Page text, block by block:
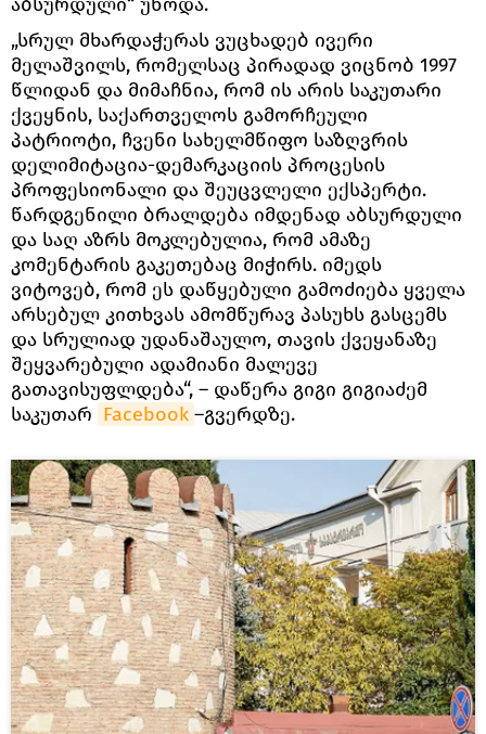
„სრულ მხარდაჭერას ვუცხადებ ივერი
მელაშვილს, რომელსაც პირადად ვიცნობ 1997
წლიდან და მიმაჩნია, რომ ის არის საკუთარი
ქვეყნის, საქართველოს გამორჩეული
პატრიოტი, ჩვენი სახელმწიფო საზღვრის
დელიმიტაცია-დემარკაციის პროცესის
პროფესიონალი და შეუცვლელი ექსპერტი.
წარდგენილი ბრალდება იმდენად აბსურდული
და საღ აზრს მოკლებულია, რომ ამაზე
კომენტარის გაკეთებაც მიჭირს. იმედს
ვიტოვებ, რომ ეს დაწყებული გამოძიება ყველა
არსებულ კითხვას ამომწურავ პასუხს გასცემს
და სრულიად უდანაშაულო, თავის ქვეყანაზე
შეყვარებული ადამიანი მალევე
გათავისუფლდება“, – დაწერა გიგი გიგიაძემ
საკუთარ Facebook –გვერდზე.